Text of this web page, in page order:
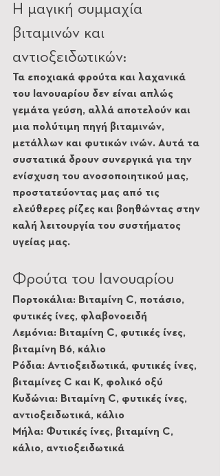
Η μαγική συμμαχία
βιταμινών και
αντιοξειδωτικών:
Τα εποχιακά φρούτα και λαχανικά
του Ιανουαρίου δεν είναι απλώς
γεμάτα γεύση, αλλά αποτελούν και
μια πολύτιμη πηγή βιταμινών,
μετάλλων και φυτικών ινών. Αυτά τα
συστατικά δρουν συνεργικά για την
ενίσχυση του ανοσοποιητικού μας,
προστατεύοντας μας από τις
ελεύθερες ρίζες και βοηθώντας στην
καλή λειτουργία του συστήματος
υγείας μας.
Φρούτα του Ιανουαρίου
Πορτοκάλια: Βιταμίνη C, ποτάσιο,
φυτικές ίνες, φλαβονοειδή
Λεμόνια: Βιταμίνη C, φυτικές ίνες,
βιταμίνη B6, κάλιο
Ρόδια: Αντιοξειδωτικά, φυτικές ίνες,
βιταμίνες C και K, φολικό οξύ
Κυδώνια: Βιταμίνη C, φυτικές ίνες,
αντιοξειδωτικά, κάλιο
Μήλα: Φυτικές ίνες, βιταμίνη C,
κάλιο, αντιοξειδωτικά